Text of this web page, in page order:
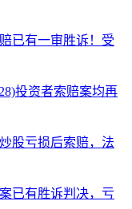
已有一审胜诉！受
投资者索赔案均再
股亏损后索赔，法
已有胜诉判决，亏